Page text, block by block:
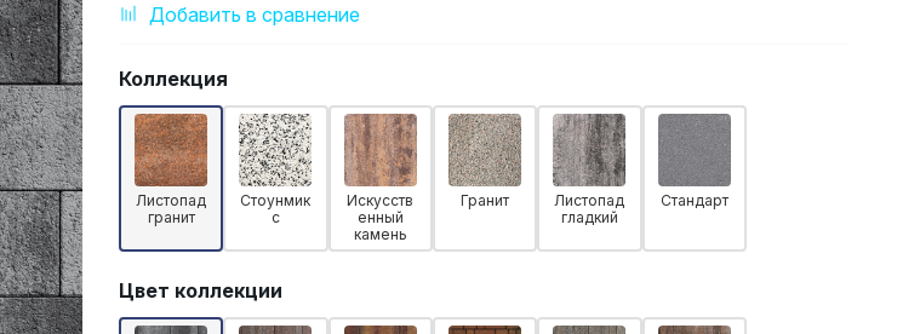
Добавить в сравнение
Коллекция
Листопад
гранит
Стоунмик
с
Искусств
енный
камень
Гранит
Листопад
гладкий
Стандарт
Цвет коллекции